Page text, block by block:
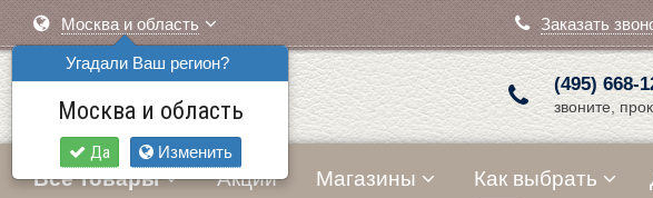
Москва и область
Угадали Ваш регион?
Москва и область
Да Изменить
Заказать
(495) 668-
звоните,
Все товары Акции Магазины Как выбрать